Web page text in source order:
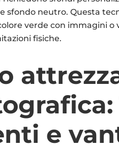
sfondo neutro. Questa
verde con immagini o
fisiche.
e